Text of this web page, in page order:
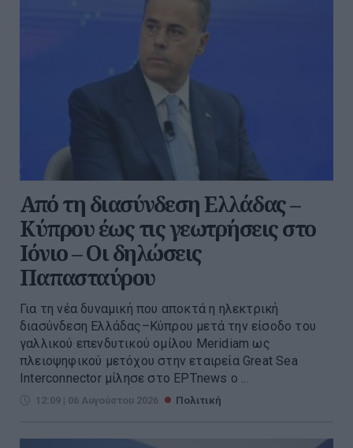
Από τη διασύνδεση Ελλάδας –
Κύπρου έως τις γεωτρήσεις στο
Ιόνιο – Οι δηλώσεις
Παπασταύρου
Για τη νέα δυναμική που αποκτά η ηλεκτρική
διασύνδεση Ελλάδας–Κύπρου μετά την είσοδο του
γαλλικού επενδυτικού ομίλου Meridiam ως
πλειοψηφικού μετόχου στην εταιρεία Great Sea
Interconnector μίλησε στο ΕΡΤnews ο ...
12:09 | 06 Αυγούστου 2026 Πολιτική